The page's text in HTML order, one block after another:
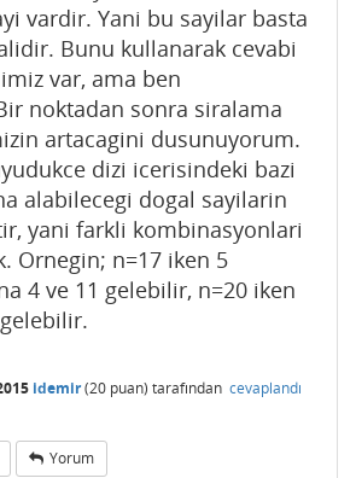
vardir. Yani bu sayilar basta
Bunu kullanarak cevabi
var, ama ben
noktadan sonra siralama
artacagini dusunuyorum.
dizi icerisindeki bazi
alabilecegi dogal sayilarin
yani farkli kombinasyonlari
Ornegin; n=17 iken 5
4 ve 11 gelebilir, n=20 iken
idemir(20 puan) tarafından cevaplandı
Yorum